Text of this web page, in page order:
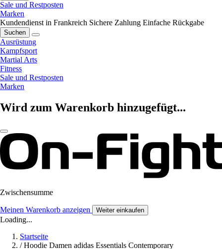
Sale und Restposten
Marken
Kundendienst in Frankreich Sichere Zahlung Einfache Rückgabe
Suchen
Ausrüstung
Kampfsport
Martial Arts
Fitness
Sale und Restposten
Marken
Wird zum Warenkorb hinzugefügt...
Zwischensumme
Meinen Warenkorb anzeigen Weiter einkaufen
Loading...
Startseite
/ Hoodie Damen adidas Essentials Contemporary